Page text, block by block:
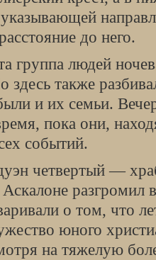
до него.
группа людей
также
и их семьи.
пока они,
событий.
четвертый —
разгромил
о том, что
юного
на тяжелую